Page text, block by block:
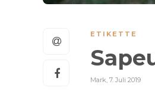
ETIKETTE
Mark, 7. Juli 2019